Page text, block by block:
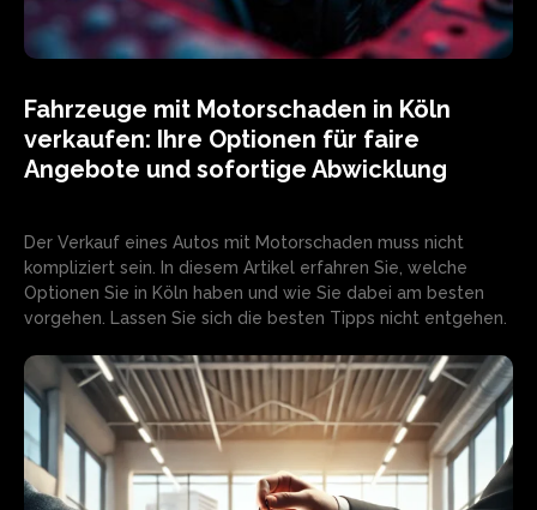
Fahrzeuge mit Motorschaden in Köln
verkaufen: Ihre Optionen für faire
Angebote und sofortige Abwicklung
Der Verkauf eines Autos mit Motorschaden muss nicht
kompliziert sein. In diesem Artikel erfahren Sie, welche
Optionen Sie in Köln haben und wie Sie dabei am besten
vorgehen. Lassen Sie sich die besten Tipps nicht entgehen.